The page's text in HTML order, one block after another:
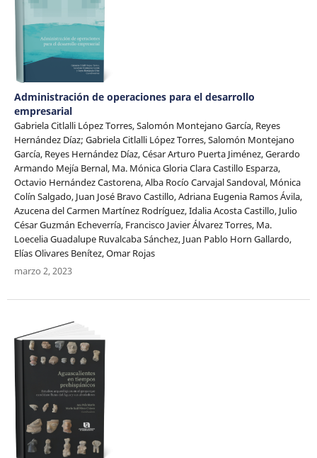
Administración de operaciones para el desarrollo
empresarial
Gabriela Citlalli López Torres, Salomón Montejano García, Reyes
Hernández Díaz; Gabriela Citlalli López Torres, Salomón Montejano
García, Reyes Hernández Díaz, César Arturo Puerta Jiménez, Gerardo
Armando Mejía Bernal, Ma. Mónica Gloria Clara Castillo Esparza,
Octavio Hernández Castorena, Alba Rocío Carvajal Sandoval, Mónica
Colín Salgado, Juan José Bravo Castillo, Adriana Eugenia Ramos Ávila,
Azucena del Carmen Martínez Rodríguez, Idalia Acosta Castillo, Julio
César Guzmán Echeverría, Francisco Javier Álvarez Torres, Ma.
Loecelia Guadalupe Ruvalcaba Sánchez, Juan Pablo Horn Gallardo,
Elías Olivares Benítez, Omar Rojas
marzo 2, 2023